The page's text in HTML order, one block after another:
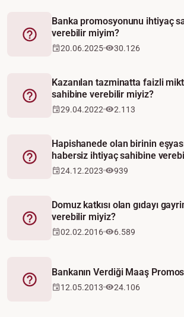
Fetva
Banka promosyonunu ihtiyaç
verebilir miyim?
20.06.2025 30.126
Fetva
Kazanılan tazminatta faizli
sahibine verebilir miyiz?
29.04.2022 2.113
Fetva
Hapishanede olan birinin
habersiz ihtiyaç sahibine
24.12.2023 939
Fetva
Domuz katkısı olan gıdayı
verebilir miyiz?
02.02.2016 6.589
Fetva
Bankanın Verdiği Maaş
12.05.2013 24.106